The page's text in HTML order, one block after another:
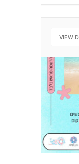
VIEW